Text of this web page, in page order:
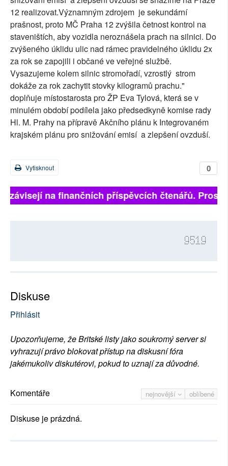
12 realizovat.Významným zdrojem je sekundární
prašnost, proto MČ Praha 12 zvýšila četnost kontrol na
staveništích, aby vozidla neroznášela prach na silnici. Do
zvýšeného úklidu ulic nad rámec pravidelného úklidu 2x
za rok se zapojili i občané ve veřejné službě.
Vysazujeme kolem silnic stromořadí, vzrostlý strom
dokáže za rok zachytit stovky kilogramů prachu."
doplňuje místostarosta pro ŽP Eva Tylová, která se v
minulém období podílela jako předsedkyně komise rady
Hl. M. Prahy na přípravě Akčního plánu k Integrovaném
krajském plánu pro snižování emisí a zlepšení ovzduší.
0
Vytisknout
závisejí na finančních příspěvcích čtenářů.
9519
Diskuse
Přihlásit
Upozorňujeme, že Britské listy jako soukromý server si
vyhrazují právo blokovat přístup na diskusní fóra
jakémukoliv diskutérovi, pokud to uznají za důvodné.
nejnovější oblíbené
Komentáře
Diskuse je prázdná.